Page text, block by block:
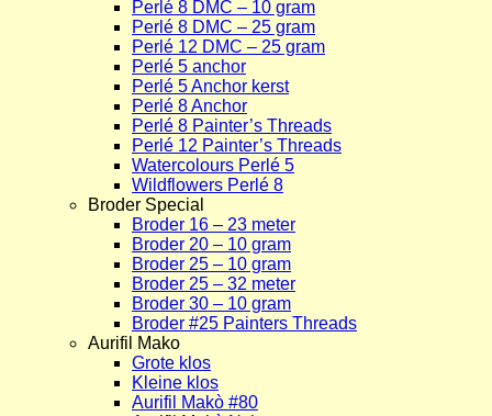
Perlé 8 DMC – 10 gram
Perlé 8 DMC – 25 gram
Perlé 12 DMC – 25 gram
Perlé 5 anchor
Perlé 5 Anchor kerst
Perlé 8 Anchor
Perlé 8 Painter’s Threads
Perlé 12 Painter’s Threads
Watercolours Perlé 5
Wildflowers Perlé 8
Broder Special
Broder 16 – 23 meter
Broder 20 – 10 gram
Broder 25 – 10 gram
Broder 25 – 32 meter
Broder 30 – 10 gram
Broder #25 Painters Threads
Aurifil Mako
Grote klos
Kleine klos
Aurifil Makò #80